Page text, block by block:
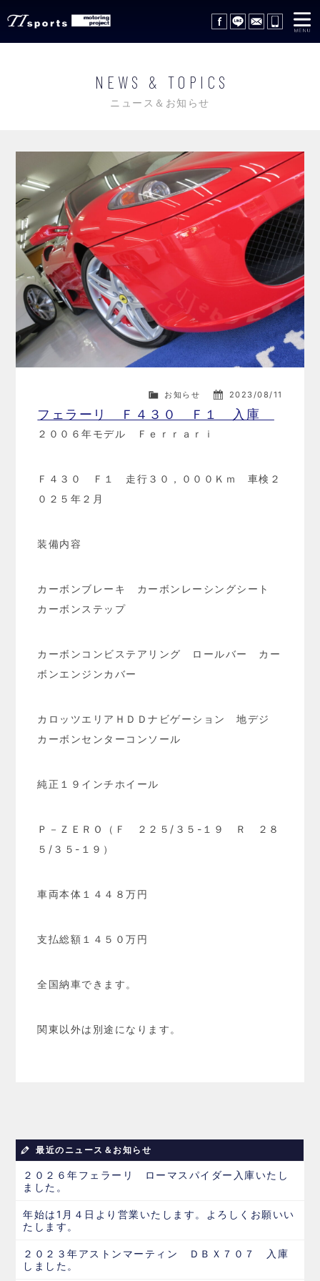
TRADE IN
GALLERY
ギャラリー
COMPANY
会社概要
NEWS & TOPICS
ニュース＆お知らせ
2023/08/11
お知らせ
フェラーリ Ｆ４３０ Ｆ１ 入庫
２００６年モデル Ｆｅｒｒａｒｉ
Ｆ４３０ Ｆ１ 走行３０，０００Ｋｍ 車検２
０２５年２月
装備内容
カーボンブレーキ カーボンレーシングシート
カーボンステップ
カーボンコンビステアリング ロールバー カー
ボンエンジンカバー
カロッツエリアＨＤＤナビゲーション 地デジ
カーボンセンターコンソール
純正１９インチホイール
Ｐ－ＺＥＲＯ（Ｆ ２２５/３５-１９ Ｒ ２８
５/３５-１９）
車両本体１４４８万円
支払総額１４５０万円
全国納車できます。
関東以外は別途になります。
最近のニュース＆お知らせ
２０２６年フェラーリ ローマスパイダー入庫いたし
ました。
年始は1月４日より営業いたします。よろしくお願いい
たします。
２０２３年アストンマーティン ＤＢＸ７０７ 入庫
しました。